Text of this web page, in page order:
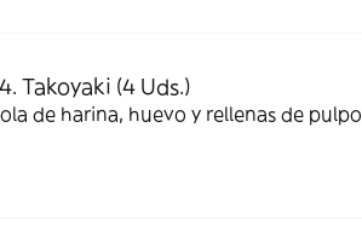
Takoyaki (4 Uds.)
de harina, huevo y rellenas de pulpo